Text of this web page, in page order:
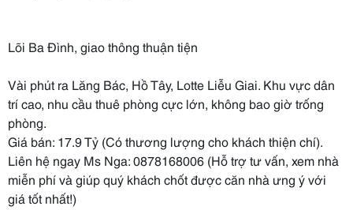
Lõi Ba Đình, giao thông thuận tiện
Vài phút ra Lăng Bác, Hồ Tây, Lotte Liễu Giai. Khu vực dân
trí cao, nhu cầu thuê phòng cực lớn, không bao giờ trống
phòng.
Giá bán: 17.9 Tỷ (Có thương lượng cho khách thiện chí).
Liên hệ ngay Ms Nga: 0878168006 (Hỗ trợ tư vấn, xem nhà
miễn phí và giúp quý khách chốt được căn nhà ưng ý với
giá tốt nhất!)